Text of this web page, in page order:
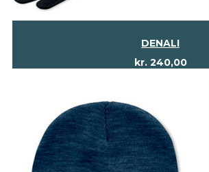
DENALI
kr.240,00